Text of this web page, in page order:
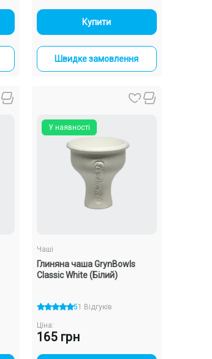
- +
Купити
Швидке замовлення
У наявності
Чаші
Глиняна чаша GrynBowls
Classic White (Білий)
51 Відгуків
Ціна:
165 грн